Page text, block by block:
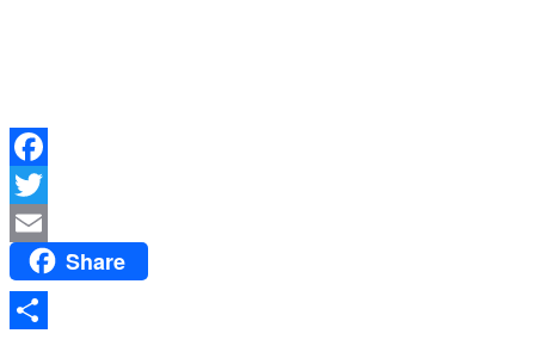
Facebook
Twitter
Email Share